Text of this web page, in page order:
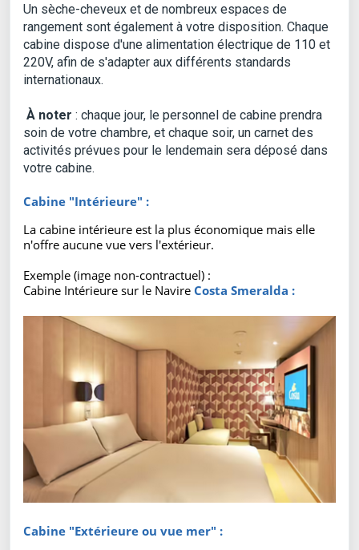
Un sèche-cheveux et de nombreux espaces de
rangement sont également à votre disposition. Chaque
cabine dispose d'une alimentation électrique de 110 et
220V, afin de s'adapter aux différents standards
internationaux.
À noter : chaque jour, le personnel de cabine prendra
soin de votre chambre, et chaque soir, un carnet des
activités prévues pour le lendemain sera déposé dans
votre cabine.
Cabine "Intérieure" :
La cabine intérieure est la plus économique mais elle
n'offre aucune vue vers l'extérieur.
Exemple (image non-contractuel) :
Cabine Intérieure sur le Navire Costa Smeralda :
Cabine "Extérieure ou vue mer" :